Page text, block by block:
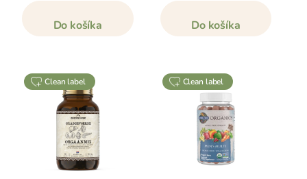
Do košíka Do košíka
clean label clean label